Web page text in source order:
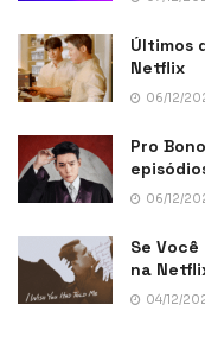
Últimos
Netflix
06/12/
Pro
06/12/
Se
na
04/12/